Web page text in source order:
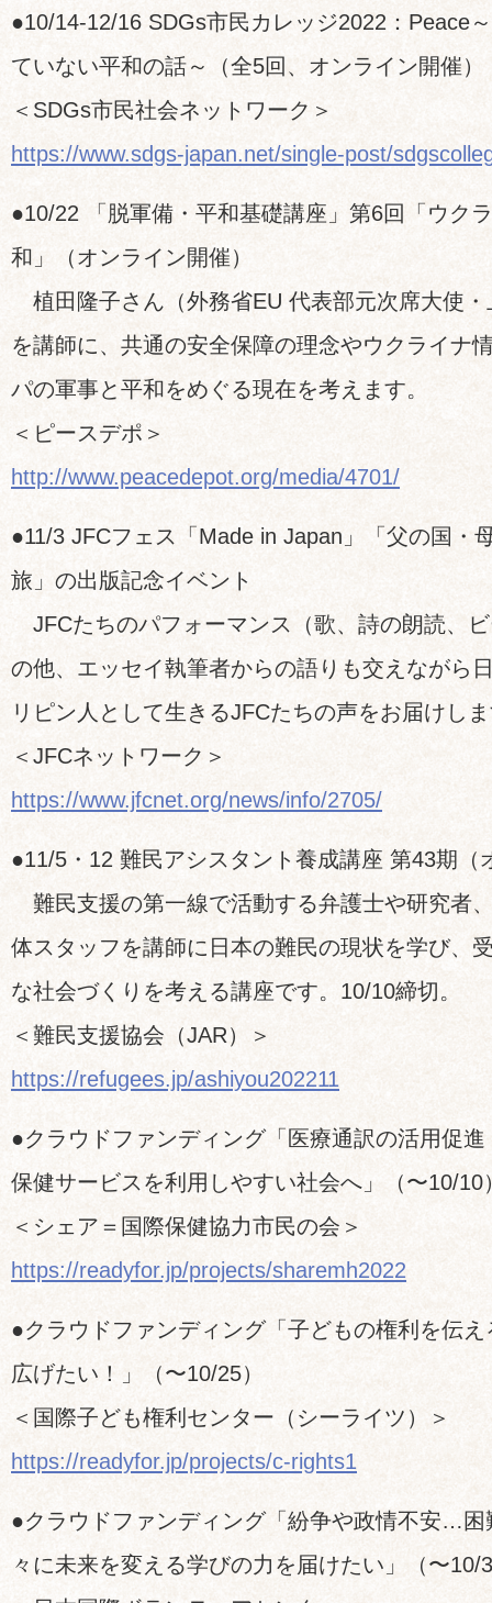
●10/14-12/16 SDGs市民カレッジ2022：Peace
ていない平和の話～（全5回、オンライン開催）
＜SDGs市民社会ネットワーク＞
https://www.sdgs-japan.net/single-post/
●10/22 「脱軍備・平和基礎講座」第6回「ウク
和」（オンライン開催）
植田隆子さん（外務省EU 代表部元次席大使・
を講師に、共通の安全保障の理念やウクライナ
パの軍事と平和をめぐる現在を考えます。
＜ピースデポ＞
http://www.peacedepot.org/media/4701/
●11/3 JFCフェス「Made in Japan」「父の国・
旅」の出版記念イベント
JFCたちのパフォーマンス（歌、詩の朗読、
の他、エッセイ執筆者からの語りも交えながら
リピン人として生きるJFCたちの声をお届けし
＜JFCネットワーク＞
https://www.jfcnet.org/news/info/2705/
●11/5・12 難民アシスタント養成講座 第43期（
難民支援の第一線で活動する弁護士や研究者
体スタッフを講師に日本の難民の現状を学び、
な社会づくりを考える講座です。10/10締切。
＜難民支援協会（JAR）＞
https://refugees.jp/ashiyou202211
●クラウドファンディング「医療通訳の活用促
保健サービスを利用しやすい社会へ」（〜10/10
＜シェア＝国際保健協力市民の会＞
https://readyfor.jp/projects/sharemh2022
●クラウドファンディング「子どもの権利を伝
広げたい！」（〜10/25）
＜国際子ども権利センター（シーライツ）＞
https://readyfor.jp/projects/c-rights1
●クラウドファンディング「紛争や政情不安…困
々に未来を変える学びの力を届けたい」（〜10/